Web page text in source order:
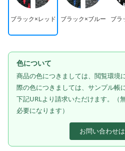
ブラック×レッド ブラック×ブルー
ブラ
色について
商品の色につきましては、閲覧環境
際の色につきましては、サンプル帳
下記URLより請求いただけます。（
必要になります）
お問い合わせ